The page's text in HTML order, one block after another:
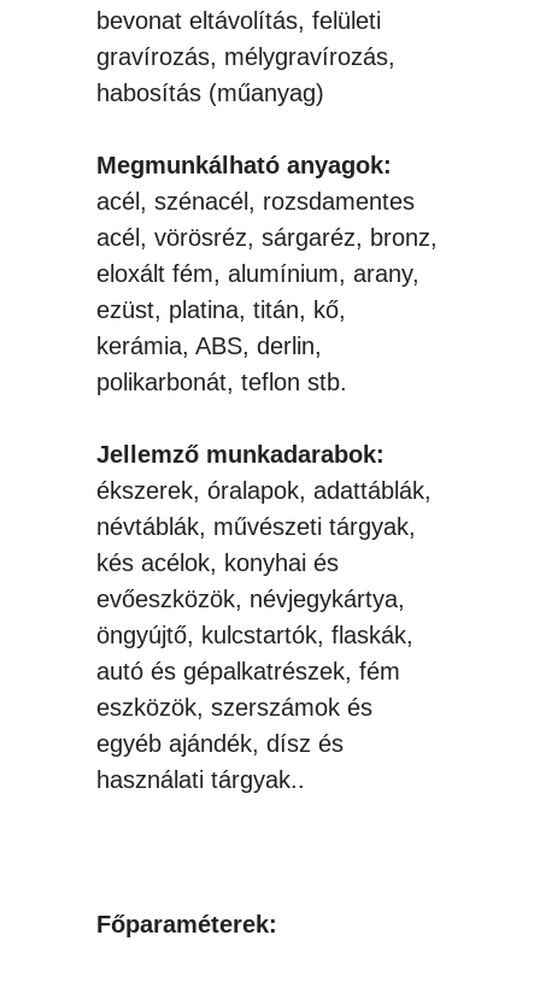
bevonat eltávolítás, felületi
gravírozás, mélygravírozás,
habosítás (műanyag)
Megmunkálható anyagok:
acél, szénacél, rozsdamentes
acél, vörösréz, sárgaréz, bronz,
eloxált fém, alumínium, arany,
ezüst, platina, titán, kő,
kerámia, ABS, derlin,
polikarbonát, teflon stb.
Jellemző munkadarabok:
ékszerek, óralapok, adattáblák,
névtáblák, művészeti tárgyak,
kés acélok, konyhai és
evőeszközök, névjegykártya,
öngyújtő, kulcstartók, flaskák,
autó és gépalkatrészek, fém
eszközök, szerszámok és
egyéb ajándék, dísz és
használati tárgyak..
Főparaméterek: